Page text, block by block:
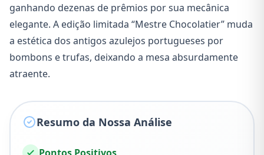
ganhando dezenas de prêmios por sua mecânica
elegante. A edição limitada “Mestre Chocolatier” muda
a estética dos antigos azulejos portugueses por
bombons e trufas, deixando a mesa absurdamente
atraente.
Resumo da Nossa Análise